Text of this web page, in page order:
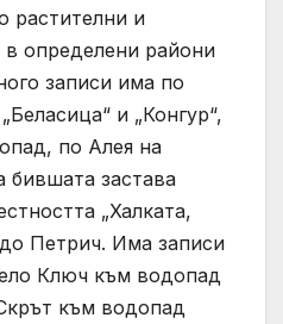
растителни и
определени райони
записи има по
и „Конгур“,
по Алея на
бившата застава
„Халката,
Петрич. Има записи
Ключ към водопад
към водопад